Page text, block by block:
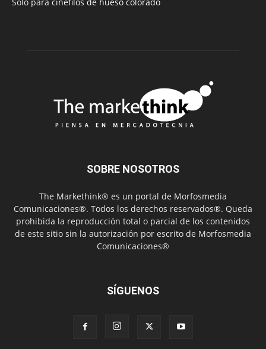
SOBRE NOSOTROS
The Markethink® es un portal de Morfosmedia
Comunicaciones®. Todos los derechos reservados®. Queda
prohibida la reproducción total o parcial de los contenidos
de este sitio sin la autorización por escrito de Morfosmedia
Comunicaciones®
SÍGUENOS